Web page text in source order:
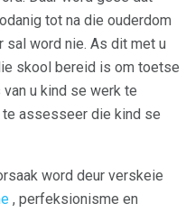
tot na die ouderdom
word nie. As dit met u
skool bereid is om toetse
u kind se werk te
assesseer die kind se
word deur verskeie
, perfeksionisme en